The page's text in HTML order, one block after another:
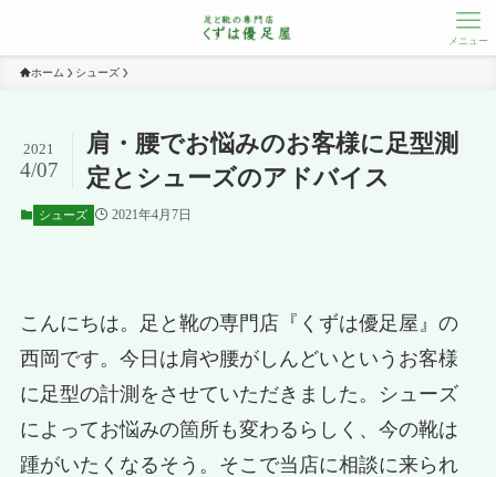
メニュー
ホーム シューズ
肩・腰でお悩みのお客様に足型測
定とシューズのアドバイス
2021
4/07
シューズ 2021年4月7日
こんにちは。足と靴の専門店『くずは優足屋』の
西岡です。今日は肩や腰がしんどいというお客様
に足型の計測をさせていただきました。シューズ
によってお悩みの箇所も変わるらしく、今の靴は
踵がいたくなるそう。そこで当店に相談に来られ